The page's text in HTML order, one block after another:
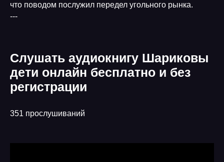
что поводом послужил передел угольного рынка.
---
Слушать аудиокнигу Шариковы
дети онлайн бесплатно и без
регистрации
351 прослушиваний